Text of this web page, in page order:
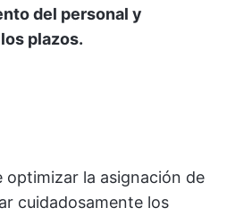
del personal y
plazos.
optimizar la asignación de
cuidadosamente los